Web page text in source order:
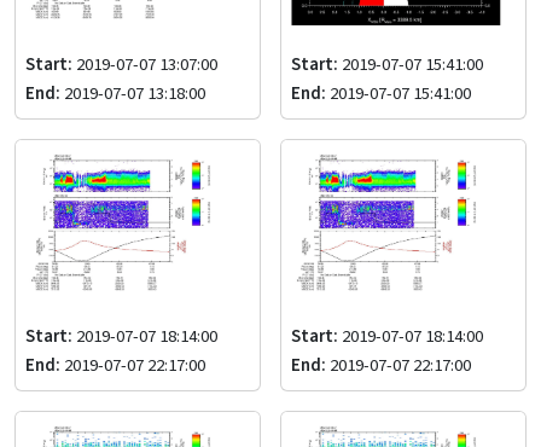
Start: 2019-07-07 13:07:00
End: 2019-07-07 13:18:00
Start: 2019-07-07 15:41:00
End: 2019-07-07 15:41:00
Start: 2019-07-07 18:14:00
End: 2019-07-07 22:17:00
Start: 2019-07-07 18:14:00
End: 2019-07-07 22:17:00